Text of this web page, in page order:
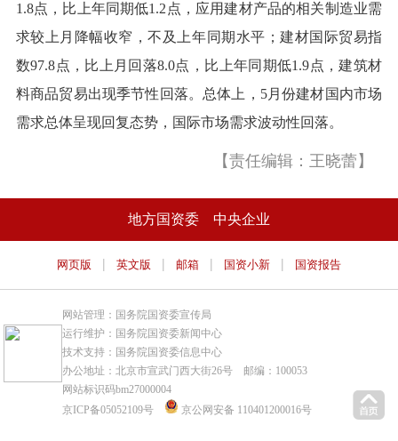
1.8点，比上年同期低1.2点，应用建材产品的相关制造业需
求较上月降幅收窄，不及上年同期水平；建材国际贸易指
数97.8点，比上月回落8.0点，比上年同期低1.9点，建筑材
料商品贸易出现季节性回落。总体上，5月份建材国内市场
需求总体呈现回复态势，国际市场需求波动性回落。
【责任编辑：王晓蕾】
地方国资委 中央企业
网页版 | 英文版 | 邮箱 | 国资小新 | 国资报告
网站管理：国务院国资委宣传局
运行维护：国务院国资委新闻中心
技术支持：国务院国资委信息中心
办公地址：北京市宣武门西大街26号 邮编：100053
网站标识码bm27000004
京ICP备05052109号
京公网安备 110401200016号